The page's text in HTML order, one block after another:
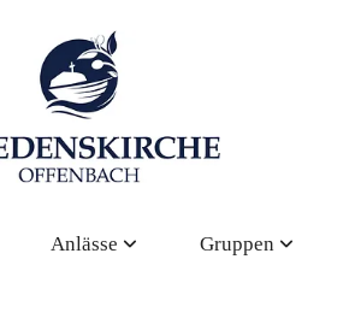
Anlässe Gruppen